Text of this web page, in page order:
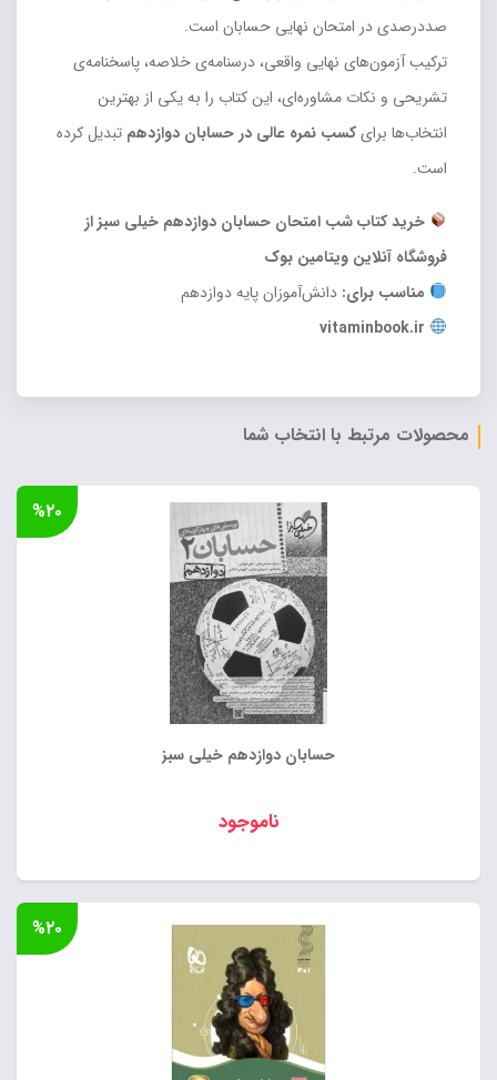
صددرصدی در امتحان نهایی حسابان است.
ترکیب آزمون‌های نهایی واقعی، درسنامه‌ی خلاصه، پاسخنامه‌ی
تشریحی و نکات مشاوره‌ای، این کتاب را به یکی از بهترین
انتخاب‌ها برایکسب نمره عالی در حسابان دوازدهم تبدیل کرده
است.
خرید کتاب شب امتحان حسابان دوازدهم خیلی سبز از
فروشگاه آنلاین ویتامین بوک
مناسب برای: دانش‌آموزان پایه دوازدهم
vitaminbook.ir
محصولات مرتبط با انتخاب شما
حسابان دوازدهم خیلی سبز
ناموجود
%۲۰
%۲۰